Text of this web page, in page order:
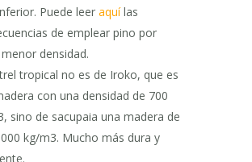
Puede leer aquílas
de emplear pino por
densidad.
tropical no es de Iroko, que es
con una densidad de 700
sino de sacupaia una madera de
kg/m3. Mucho más dura y